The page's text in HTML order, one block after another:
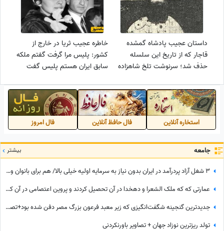
داستان عجیب پادشاه گمشده
قاجار که از تاریخ این سلسله
حذف شد؛ سرنوشت تلخ شاهزاده
خاطره عجیب ثریا در خارج از
کشور: پلیس مرا گرفت گفتم ملکه
سابق ایران هستم پلیس گفت
استخاره آنلاین فال حافظ آنلاین فال امروز
جامعه بیشتر
3 شغل آزاد پردرآمد در ایران بدون نیاز به سرمایه اولیه خیلی بالا/ هم برای بانوان و هم آقایون
عمارتی که که ملک الشعرا و دهخدا در آن تحصیل کردند و پروین اعتصامی در آن کار کرد + عکس
جدیدترین گنجینه شگفت‌انگیزی که زیر معبد فرعون بزرگ مصر دفن شده بود+تصاویر/ معبد فراعنه بعد از هر اکتشاف حیرت‌انگیزتر میشه
تولد ریزترین نوزاد جهان + تصاویر باورنکردنی